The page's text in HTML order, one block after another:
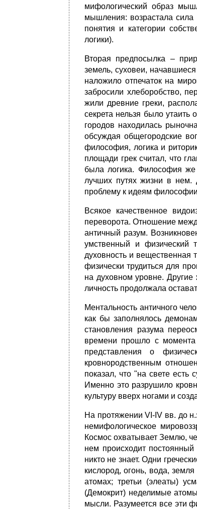
мифологический образ
мышления: возрастала
понятия и категории
логики).
Вторая предпосылка –
земель, суховеи,
наложило отпечаток на
забросили хлеборобство,
жили древние греки,
секрета нельзя было
городов находилась
обсуждая общегородские
философия, логика и
площади грек считал, что
была логика. Философия
лучших путях жизни в нем.
проблему к идеям философии
Всякое качественное
переворота. Отношение
античный разум.
умственный и физический
духовность и вещественная
физически трудиться для
на духовном уровне.
личность продолжала
Ментальность античного
как бы заполнялось
становления разума
времени прошло с момента
представления о
кровнородственным
показал, что "на свете
Именно это разрушило
культуру вверх ногами и
На протяжении VI-IV вв. до
немифологическое
Космос охватывает Землю,
нем происходит постоянный
никто не знает. Одни
кислород, огонь, вода,
атомах; третьи (элеаты)
(Демокрит) неделимые
мысли. Разумеется все эти